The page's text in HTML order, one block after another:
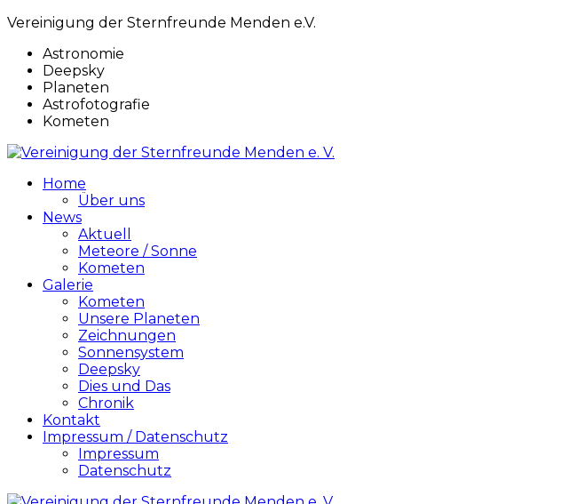
Vereinigung der Sternfreunde Menden e.V.
Astronomie
Deepsky
Planeten
Astrofotografie
Kometen
Home
Über uns
News
Aktuell
Meteore / Sonne
Kometen
Galerie
Kometen
Unsere Planeten
Zeichnungen
Sonnensystem
Deepsky
Dies und Das
Chronik
Kontakt
Impressum / Datenschutz
Impressum
Datenschutz